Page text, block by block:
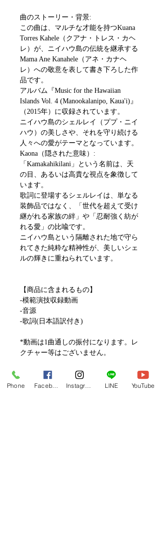
曲のストーリー・背景:
この曲は、マルチな才能を持つKuana
Torres Kahele（クアナ・トレス・カヘ
レ）が、ニイハウ島の伝統を継承する
Mama Ane Kanahele（アネ・カナヘ
レ）への敬意を表して書き下ろした作
品です。
アルバム『Music for the Hawaiian
Islands Vol. 4 (Manookalanipo, Kaua'i)』
（2015年）に収録されています。
ニイハウ島のシェルレイ（ププ・ニイ
ハウ）の美しさや、それを守り続ける
人々への愛がテーマとなっています。
Kaona（隠された意味）:
「Kamakahikilani」という名前は、天
の目、あるいは高貴な視点を象徴して
います。
歌詞に登場するシェルレイは、単なる
装飾品ではなく、「世代を超えて受け
継がれる家族の絆」や「忍耐強く紡が
れる愛」の比喩です。
ニイハウ島という隔離された地で守ら
れてきた純粋な精神性が、美しいシェ
ルの輝きに重ねられています。
【商品に含まれるもの】
-模範演技収録動画
-音源
-歌詞(日本語訳付き)
*動画は1曲通しの振付になります。レ
クチャー等はございません。
動画セールのご案内
Phone LINE YouTube